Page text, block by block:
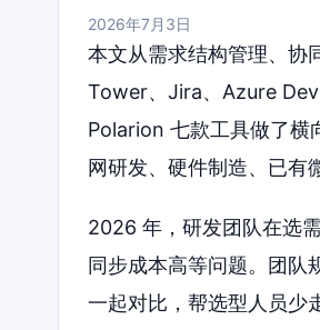
2026年7月3日
本文从需求结构管理、协
Tower、Jira、Azure
Polarion 七款工具做了横
网研发、硬件制造、已有
2026 年，研发团队在选
同步成本高等问题。团队
一起对比，帮选型人员少